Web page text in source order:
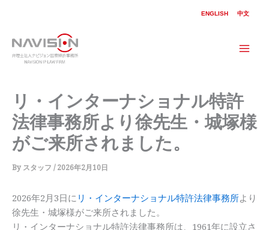
ENGLISH 中文
リ・インターナショナル特許
法律事務所より徐先生・城塚様
がご来所されました。
By スタッフ /2026年2月10日
2026年2月3日に リ・インターナショナル特許法律事務所より
徐先生・城塚様がご来所されました。
リ・インターナショナル特許法律事務所は、1961年に設立さ